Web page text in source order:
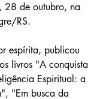
28 de outubro, na
RS.
espírita, publicou
livros "A conquista
Espiritual: a
"Em busca da